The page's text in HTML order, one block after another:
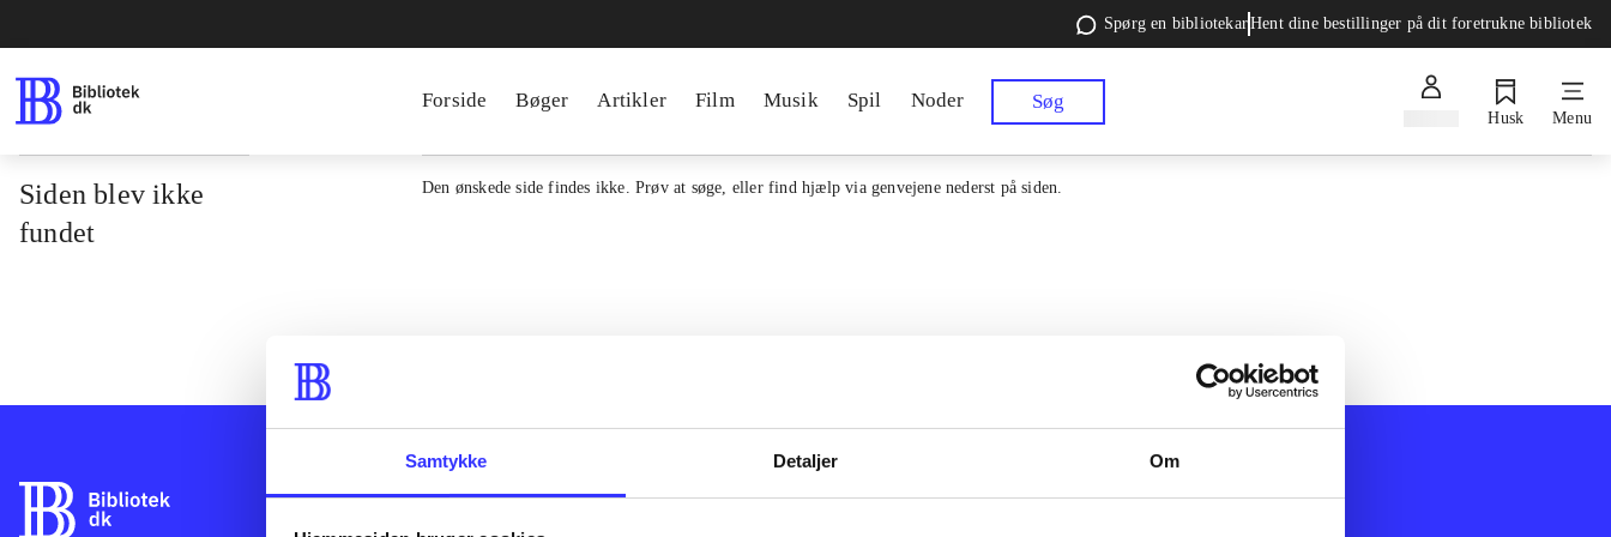
Samtykke Detaljer Om
Spørg en bibliotekarHent dine bestillinger på dit foretrukne bibliotek
Forside Bøger Artikler Film Musik Spil Noder Søg
Husk Menu
Siden blev ikke
fundet
Den ønskede side findes ikke. Prøv at søge, eller find hjælp via genvejene nederst på siden.
Bibliotek.dk er en samlet indgang til alle danske
Kontakt os Afdelinger